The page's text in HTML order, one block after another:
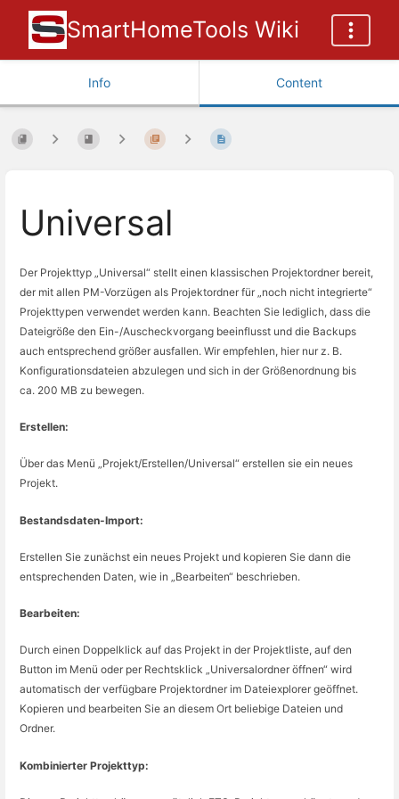
SmartHomeTools Wiki
Info Content
Universal
Der Projekttyp „Universal“ stellt einen klassischen Projektordner bereit,
der mit allen PM-Vorzügen als Projektordner für „noch nicht integrierte“
Projekttypen verwendet werden kann. Beachten Sie lediglich, dass die
Dateigröße den Ein-/Auscheckvorgang beeinflusst und die Backups
auch entsprechend größer ausfallen. Wir empfehlen, hier nur z. B.
Konfigurationsdateien abzulegen und sich in der Größenordnung bis
ca. 200 MB zu bewegen.
Erstellen:
Über das Menü „Projekt/Erstellen/Universal“ erstellen sie ein neues
Projekt.
Bestandsdaten-Import:
Erstellen Sie zunächst ein neues Projekt und kopieren Sie dann die
entsprechenden Daten, wie in „Bearbeiten“ beschrieben.
Bearbeiten:
Durch einen Doppelklick auf das Projekt in der Projektliste, auf den
Button im Menü oder per Rechtsklick „Universalordner öffnen“ wird
automatisch der verfügbare Projektordner im Dateiexplorer geöffnet.
Kopieren und bearbeiten Sie an diesem Ort beliebige Dateien und
Ordner.
Kombinierter Projekttyp: